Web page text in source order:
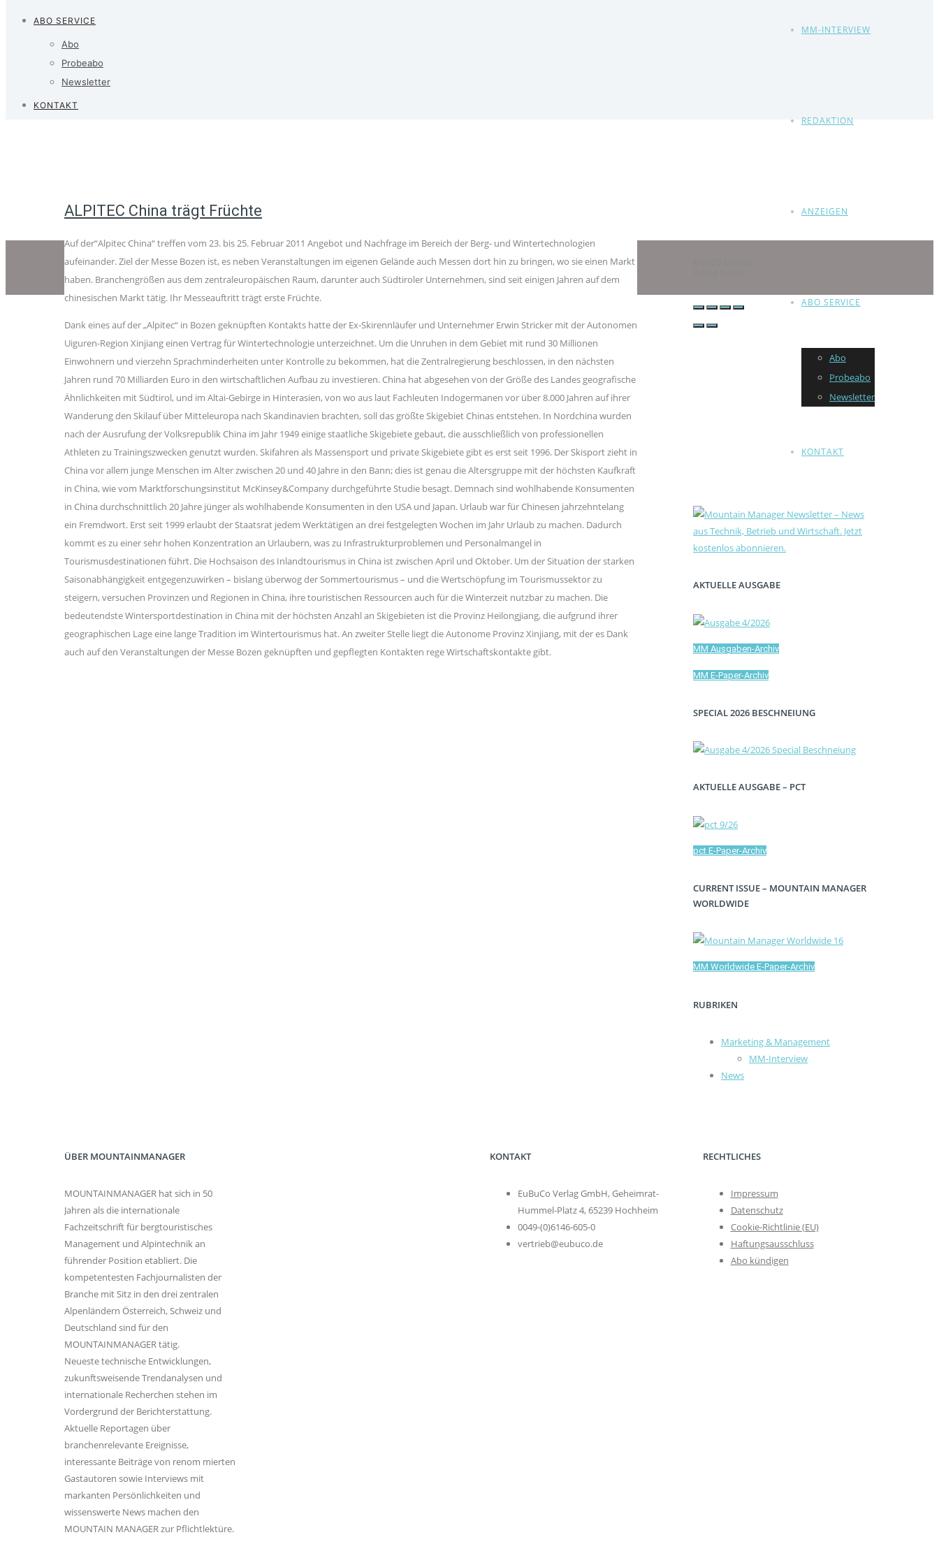
MM-INTERVIEW
REDAKTION
ANZEIGEN
ABO SERVICE
Abo
Probeabo
Newsletter
KONTAKT
ABO SERVICE
Abo
Probeabo
Newsletter
KONTAKT
ALPITEC China trägt Früchte
Auf der“Alpitec China“ treffen vom 23. bis 25. Februar 2011 Angebot und Nachfrage im Bereich der Berg- und Wintertechnologien
aufeinander. Ziel der Messe Bozen ist, es neben Veranstaltungen im eigenen Gelände auch Messen dort hin zu bringen, wo sie einen Markt
haben. Branchengrößen aus dem zentraleuropäischen Raum, darunter auch Südtiroler Unternehmen, sind seit einigen Jahren auf dem
chinesischen Markt tätig. Ihr Messeauftritt trägt erste Früchte.
Dank eines auf der „Alpitec“ in Bozen geknüpften Kontakts hatte der Ex-Skirennläufer und Unternehmer Erwin Stricker mit der Autonomen
Uiguren-Region Xinjiang einen Vertrag für Wintertechnologie unterzeichnet. Um die Unruhen in dem Gebiet mit rund 30 Millionen
Einwohnern und vierzehn Sprachminderheiten unter Kontrolle zu bekommen, hat die Zentralregierung beschlossen, in den nächsten
Jahren rund 70 Milliarden Euro in den wirtschaftlichen Aufbau zu investieren. China hat abgesehen von der Größe des Landes geografische
Ähnlichkeiten mit Südtirol, und im Altai-Gebirge in Hinterasien, von wo aus laut Fachleuten Indogermanen vor über 8.000 Jahren auf ihrer
Wanderung den Skilauf über Mitteleuropa nach Skandinavien brachten, soll das größte Skigebiet Chinas entstehen. In Nordchina wurden
nach der Ausrufung der Volksrepublik China im Jahr 1949 einige staatliche Skigebiete gebaut, die ausschließlich von professionellen
Athleten zu Trainingszwecken genutzt wurden. Skifahren als Massensport und private Skigebiete gibt es erst seit 1996. Der Skisport zieht in
China vor allem junge Menschen im Alter zwischen 20 und 40 Jahre in den Bann; dies ist genau die Altersgruppe mit der höchsten Kaufkraft
in China, wie vom Marktforschungsinstitut McKinsey&Company durchgeführte Studie besagt. Demnach sind wohlhabende Konsumenten
in China durchschnittlich 20 Jahre jünger als wohlhabende Konsumenten in den USA und Japan. Urlaub war für Chinesen jahrzehntelang
ein Fremdwort. Erst seit 1999 erlaubt der Staatsrat jedem Werktätigen an drei festgelegten Wochen im Jahr Urlaub zu machen. Dadurch
kommt es zu einer sehr hohen Konzentration an Urlaubern, was zu Infrastrukturproblemen und Personalmangel in
Tourismusdestinationen führt. Die Hochsaison des Inlandtourismus in China ist zwischen April und Oktober. Um der Situation der starken
Saisonabhängigkeit entgegenzuwirken – bislang überwog der Sommertourismus – und die Wertschöpfung im Tourismussektor zu
steigern, versuchen Provinzen und Regionen in China, ihre touristischen Ressourcen auch für die Winterzeit nutzbar zu machen. Die
bedeutendste Wintersportdestination in China mit der höchsten Anzahl an Skigebieten ist die Provinz Heilongjiang, die aufgrund ihrer
geographischen Lage eine lange Tradition im Wintertourismus hat. An zweiter Stelle liegt die Autonome Provinz Xinjiang, mit der es Dank
auch auf den Veranstaltungen der Messe Bozen geknüpften und gepflegten Kontakten rege Wirtschaftskontakte gibt.
AKTUELLE AUSGABE
MM Ausgaben-Archiv
MM E-Paper-Archiv
SPECIAL 2026 BESCHNEIUNG
AKTUELLE AUSGABE – PCT
pct E-Paper-Archiv
CURRENT ISSUE – MOUNTAIN MANAGER
WORLDWIDE
MM Worldwide E-Paper-Archiv
RUBRIKEN
Marketing & Management
MM-Interview
News
ÜBER MOUNTAINMANAGER
MOUNTAINMANAGER hat sich in 50
Jahren als die internationale
Fachzeitschrift für bergtouristisches
Management und Alpintechnik an
führender Position etabliert. Die
kompetentesten Fachjournalisten der
Branche mit Sitz in den drei zentralen
Alpenländern Österreich, Schweiz und
Deutschland sind für den
MOUNTAINMANAGER tätig.
Neueste technische Entwicklungen,
zukunftsweisende Trendanalysen und
internationale Recherchen stehen im
Vordergrund der Berichterstattung.
Aktuelle Reportagen über
branchenrelevante Ereignisse,
interessante Beiträge von renom mierten
Gastautoren sowie Interviews mit
markanten Persönlichkeiten und
wissenswerte News machen den
MOUNTAIN MANAGER zur Pflichtlektüre.
KONTAKT
EuBuCo Verlag GmbH, Geheimrat-
Hummel-Platz 4, 65239 Hochheim
0049-(0)6146-605-0
vertrieb@eubuco.de
RECHTLICHES
Impressum
Datenschutz
Cookie-Richtlinie (EU)
Haftungsausschluss
Abo kündigen